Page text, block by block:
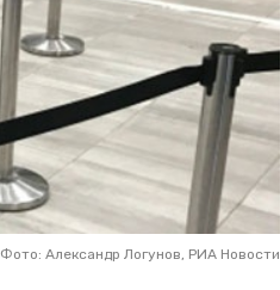
Фото: Александр Логунов, РИА Новости